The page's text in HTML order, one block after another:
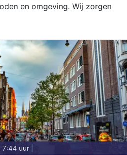
en omgeving. Wij zorgen
Markt tot het weersbericht voor
7:44 uur|